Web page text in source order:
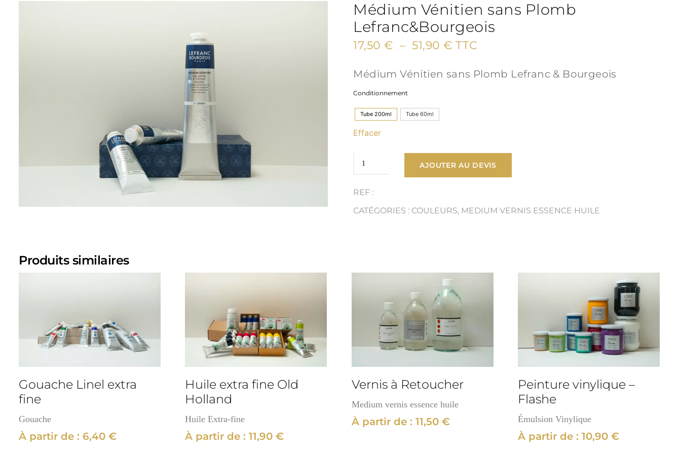
Médium Vénitien sans Plomb
Lefranc&Bourgeois
17,50€ – 51,90€Plage
TTC
Médium Vénitien sans Plomb Lefranc & Bourgeois
Conditionnement
Tube 200ml Tube 60ml
Effacer
quantité
AJOUTER AU DEVIS
REF :
CATÉGORIES : COULEURS, MEDIUM VERNIS ESSENCE HUILE
Produits similaires
Gouache Linel extra
fine
Gouache
À partir de : 6,40 €
Huile extra fine Old
Holland
Huile Extra-fine
À partir de :11,90€
Vernis à Retoucher
Medium vernis essence huile
À partir de : 11,50 €
Peinture vinylique –
Flashe
Émulsion Vinylique
À partir de : 10,90 €